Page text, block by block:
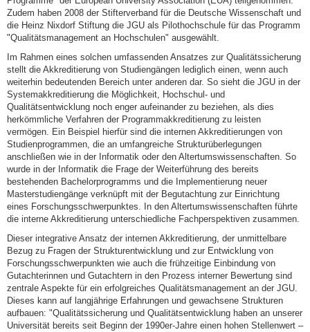
Zudem haben 2008 der Stifterverband für die Deutsche Wissenschaft und
die Heinz Nixdorf Stiftung die JGU als Pilothochschule für das Programm
"Qualitätsmanagement an Hochschulen" ausgewählt.
Im Rahmen eines solchen umfassenden Ansatzes zur Qualitätssicherung
stellt die Akkreditierung von Studiengängen lediglich einen, wenn auch
weiterhin bedeutenden Bereich unter anderen dar. So sieht die JGU in der
Systemakkreditierung die Möglichkeit, Hochschul- und
Qualitätsentwicklung noch enger aufeinander zu beziehen, als dies
herkömmliche Verfahren der Programmakkreditierung zu leisten
vermögen. Ein Beispiel hierfür sind die internen Akkreditierungen von
Studienprogrammen, die an umfangreiche Strukturüberlegungen
anschließen wie in der Informatik oder den Altertumswissenschaften. So
wurde in der Informatik die Frage der Weiterführung des bereits
bestehenden Bachelorprogramms und die Implementierung neuer
Masterstudiengänge verknüpft mit der Begutachtung zur Einrichtung
eines Forschungsschwerpunktes. In den Altertumswissenschaften führte
die interne Akkreditierung unterschiedliche Fachperspektiven zusammen.
Dieser integrative Ansatz der internen Akkreditierung, der unmittelbare
Bezug zu Fragen der Strukturentwicklung und zur Entwicklung von
Forschungsschwerpunkten wie auch die frühzeitige Einbindung von
Gutachterinnen und Gutachtern in den Prozess interner Bewertung sind
zentrale Aspekte für ein erfolgreiches Qualitätsmanagement an der JGU.
Dieses kann auf langjährige Erfahrungen und gewachsene Strukturen
aufbauen: "Qualitätssicherung und Qualitätsentwicklung haben an unserer
Universität bereits seit Beginn der 1990er-Jahre einen hohen Stellenwert –